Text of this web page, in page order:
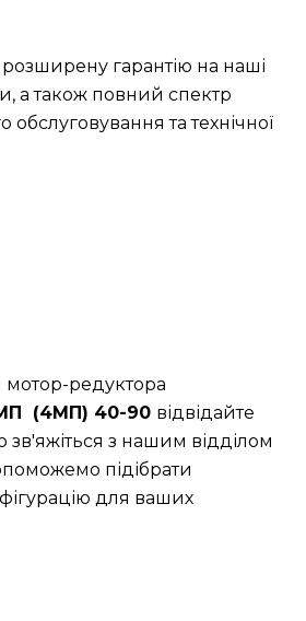
гарантію на наші
а також повний спектр
обслуговування та технічної
редуктора
(4МП) 40-90 відвідайте
зв'яжіться з нашим відділом
підібрати
для ваших